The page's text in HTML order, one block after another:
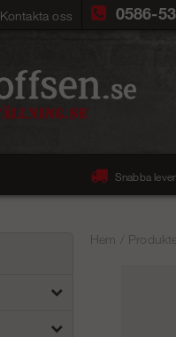
Kontakta oss 0586-
Snabba
Hem